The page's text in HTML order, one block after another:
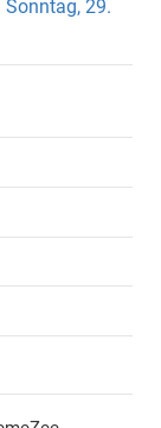
29.